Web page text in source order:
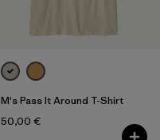
M's Pass It Around T-Shirt
50,00 €